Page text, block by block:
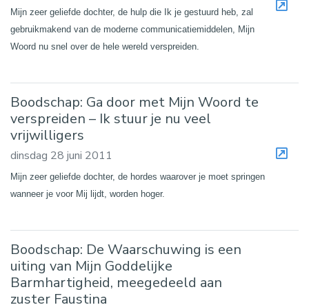
Mijn zeer geliefde dochter, de hulp die Ik je gestuurd heb, zal
gebruikmakend van de moderne communicatiemiddelen, Mijn
Woord nu snel over de hele wereld verspreiden.
Boodschap: Ga door met Mijn Woord te
verspreiden – Ik stuur je nu veel
vrijwilligers
dinsdag 28 juni 2011
Mijn zeer geliefde dochter, de hordes waarover je moet springen
wanneer je voor Mij lijdt, worden hoger.
Boodschap: De Waarschuwing is een
uiting van Mijn Goddelijke
Barmhartigheid, meegedeeld aan
zuster Faustina